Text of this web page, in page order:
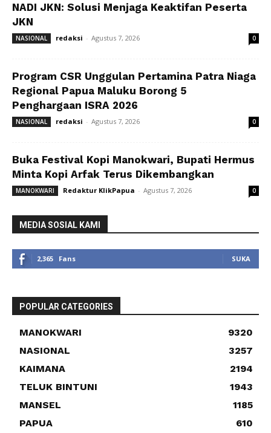
NADI JKN: Solusi Menjaga Keaktifan Peserta
JKN
NASIONAL redaksi - Agustus 7, 2026 0
Program CSR Unggulan Pertamina Patra Niaga
Regional Papua Maluku Borong 5
Penghargaan ISRA 2026
NASIONAL redaksi - Agustus 7, 2026 0
Buka Festival Kopi Manokwari, Bupati Hermus
Minta Kopi Arfak Terus Dikembangkan
MANOKWARI Redaktur KlikPapua - Agustus 7, 2026 0
MEDIA SOSIAL KAMI
2,365 Fans SUKA
POPULAR CATEGORIES
MANOKWARI
9320
NASIONAL
3257
KAIMANA
2194
TELUK BINTUNI
1943
MANSEL
1185
PAPUA
610